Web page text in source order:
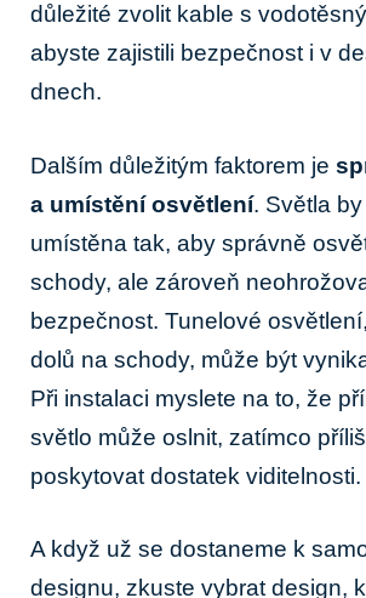
důležité zvolit kable s
abyste zajistili bezpečnost i v
dnech.
Dalším důležitým faktorem je
a umístění osvětlení. Světla
umístěna tak, aby správně
schody, ale zároveň
bezpečnost. Tunelové
dolů na schody, může být
Při instalaci myslete na to, že
světlo může oslnit, zatímco
poskytovat dostatek viditelnosti.
A když už se dostaneme k
designu, zkuste vybrat design,